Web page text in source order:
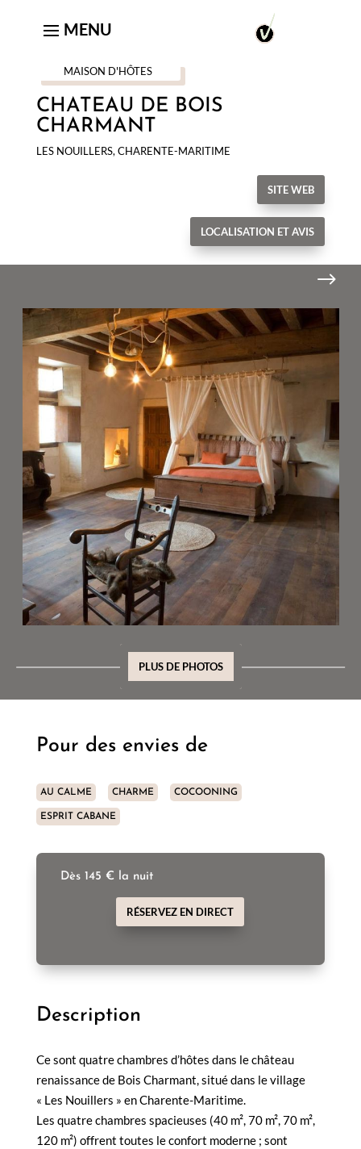
MAISON D'HÔTES
CHATEAU DE BOIS
CHARMANT
LES NOUILLERS, CHARENTE-MARITIME
SITE WEB
LOCALISATION ET AVIS
PLUS DE PHOTOS
Pour des envies de
AU CALME CHARME COCOONING
ESPRIT CABANE
Dès 145 € la nuit
RÉSERVEZ EN DIRECT
Description
Ce sont quatre chambres d’hôtes dans le château
renaissance de Bois Charmant, situé dans le village
« Les Nouillers » en Charente-Maritime.
Les quatre chambres spacieuses (40 m², 70 m², 70 m²,
120 m²) offrent toutes le confort moderne ; sont